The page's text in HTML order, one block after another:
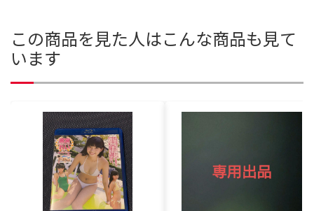
この商品を見た人はこんな商品も見て
います